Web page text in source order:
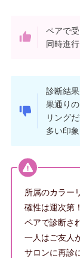
ペアで
同時進
診断結
果通り
リング
多い印象
所属のカラー
確性は運次第！
ペアで診断さ
一人はご友人
サロンに再診